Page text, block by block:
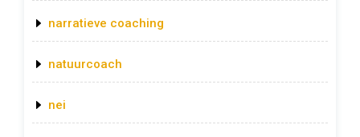
narratieve coaching
natuurcoach
nei